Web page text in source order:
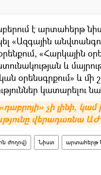
է արտահերթ
«Ազգային
«Հարկային
և
օրենսգրքում» և մի
կատարելու
չի լինի, կամ
վերադառնա ԱԺ
ժողով) Նիստ արտահերթ